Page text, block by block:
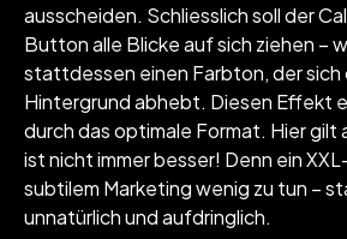
ausscheiden. Schliesslich soll der
Button alle Blicke auf sich ziehen –
stattdessen einen Farbton, der sich
Hintergrund abhebt. Diesen Effekt
durch das optimale Format. Hier gilt
ist nicht immer besser! Denn ein
subtilem Marketing wenig zu tun –
unnatürlich und aufdringlich.